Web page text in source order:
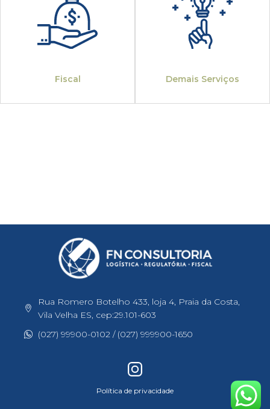
Fiscal Demais Serviços
Rua Romero Botelho 433, loja 4, Praia da Costa,
Vila Velha ES, cep:29.101-603
(027) 99900-0102 / (027) 999900-1650
Política de privacidade